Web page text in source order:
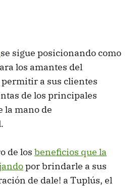
se sigue posicionando como
los amantes del
a sus clientes
de los principales
la mano de
de los beneficios que la
por brindarle a sus
de dale! a Tuplús, el